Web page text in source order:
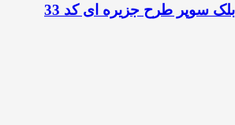
سوپر طرح جزیره ای کد 33